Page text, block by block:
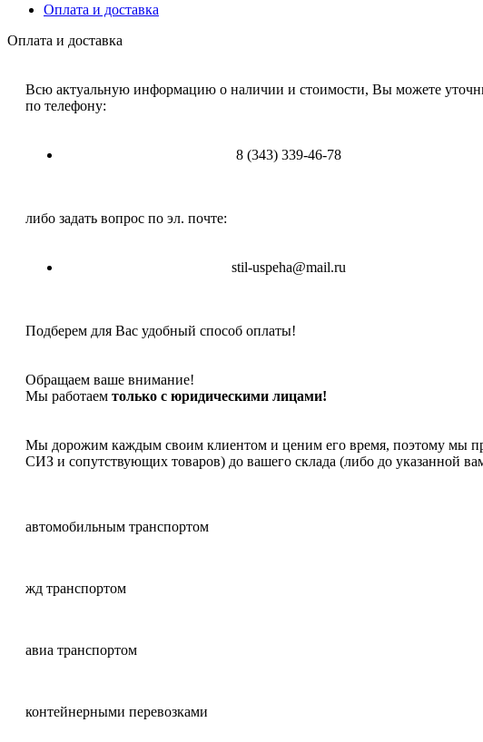
Оплата и доставка
Оплата и доставка
Всю актуальную информацию о наличии и стоимости, Вы можете
по телефону:
8 (343) 339-46-78
либо задать вопрос по эл. почте:
stil-uspeha@mail.ru
Подберем для Вас удобный способ оплаты!
Обращаем ваше внимание!
Мы работаем только с юридическими лицами!
Мы дорожим каждым своим клиентом и ценим его время, поэтому мы
СИЗ и сопутствующих товаров) до вашего склада (либо до указанной
автомобильным транспортом
жд транспортом
авиа транспортом
контейнерными перевозками